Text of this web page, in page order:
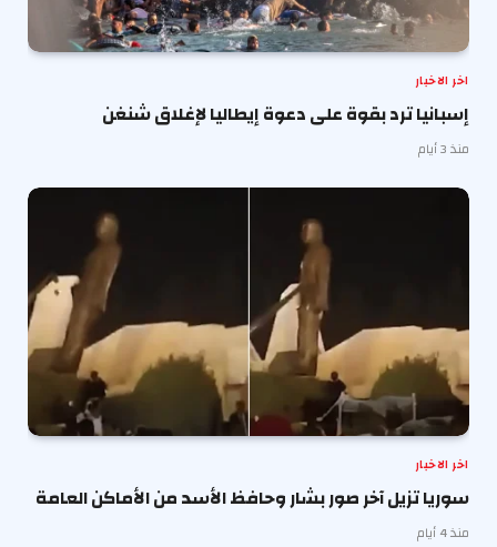
اخر الاخبار
إسبانيا ترد بقوة على دعوة إيطاليا لإغلاق شنغن
منذ 3 أيام
اخر الاخبار
سوريا تزيل آخر صور بشار وحافظ الأسد من الأماكن العامة
منذ 4 أيام